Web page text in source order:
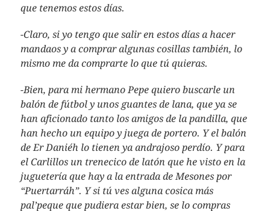
que tenemos estos días.
-Claro, si yo tengo que salir en estos días a hacer
mandaos y a comprar algunas cosillas también, lo
mismo me da comprarte lo que tú quieras.
-Bien, para mi hermano Pepe quiero buscarle un
balón de fútbol y unos guantes de lana, que ya se
han aficionado tanto los amigos de la pandilla, que
han hecho un equipo y juega de portero. Y el balón
de Er Daniéh lo tienen ya andrajoso perdío. Y para
el Carlillos un trenecico de latón que he visto en la
juguetería que hay a la entrada de Mesones por
“Puertarráh”. Y si tú ves alguna cosica más
pal’peque que pudiera estar bien, se lo compras